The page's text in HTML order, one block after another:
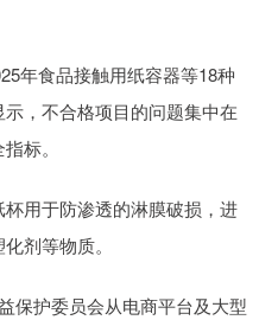
年食品接触用纸容器等18种
，不合格项目的问题集中在
标。
用于防渗透的淋膜破损，进
剂等物质。
保护委员会从电商平台及大型